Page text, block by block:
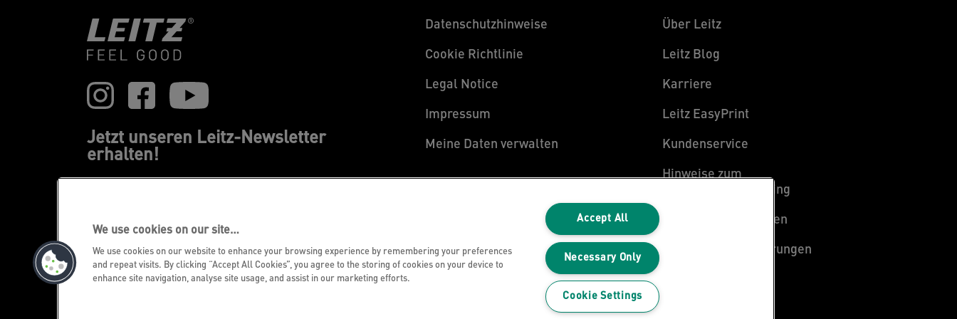
Jetzt unseren Leitz-Newsletter
erhalten!
Datenschutzhinweise
Cookie Richtlinie
Legal Notice
Impressum
Meine Daten verwalten
Über Leitz
Leitz Blog
Karriere
Leitz EasyPrint
Kundenservice
Hinweise zum
Verpackungsrecycling
Garantiebedingungen
Konformitätserklärungen
We use cookies on our site…
We use cookies on our website to enhance your browsing experience by remembering your preferences
and repeat visits. By clicking “Accept All Cookies”, you agree to the storing of cookies on your device to
enhance site navigation, analyse site usage, and assist in our marketing efforts.
Accept All
Necessary Only
Cookie Settings